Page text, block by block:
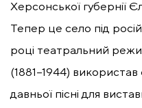
Херсонської губернії
Тепер це село під
році театральний
(1881–1944)
давньої пісні для